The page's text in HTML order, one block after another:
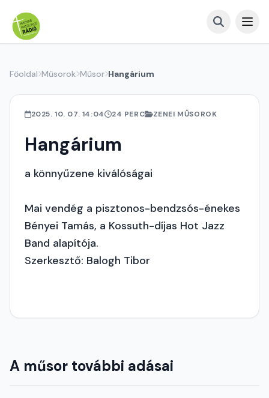
Főoldal Műsorok Műsor Hangárium
2025. 10. 07. 14:04 24 PERC ZENEI MŰSOROK
Hangárium
a könnyűzene kiválóságai
Mai vendég a pisztonos-bendzsós-énekes
Bényei Tamás, a Kossuth-díjas Hot Jazz
Band alapítója.
Szerkesztő: Balogh Tibor
A műsor további adásai